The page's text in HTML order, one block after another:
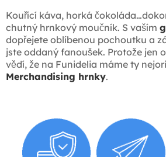
Kouřící káva, horká
chutný hrnkový moučník. S vaším
dopřejete oblíbenou pochoutku a
jste oddaný fanoušek. Protože jen
vědí, že na Funidelia máme ty
Merchandising hrnky.